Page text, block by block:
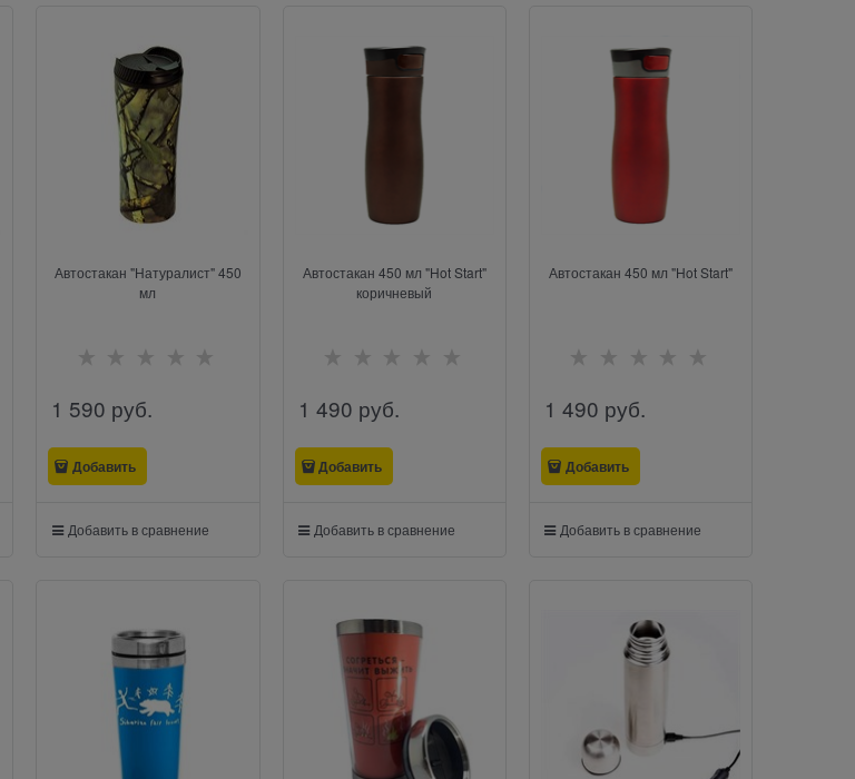
Автостакан "Натуралист" 450
мл
1 590 руб.
Добавить
Добавить в сравнение
Автостакан 450 мл "Hot Start"
коричневый
1 490 руб.
Добавить
Добавить в сравнение
Автостакан 450 мл "Hot Start"
1 490 руб.
Добавить
Добавить в сравнение